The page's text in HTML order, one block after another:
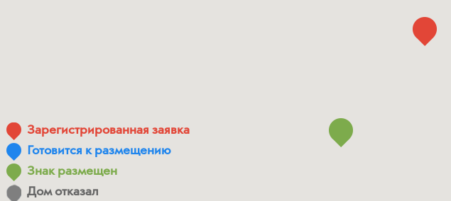
Зарегистрированная заявка
Готовится к размещению
Знак размещен
Дом отказал